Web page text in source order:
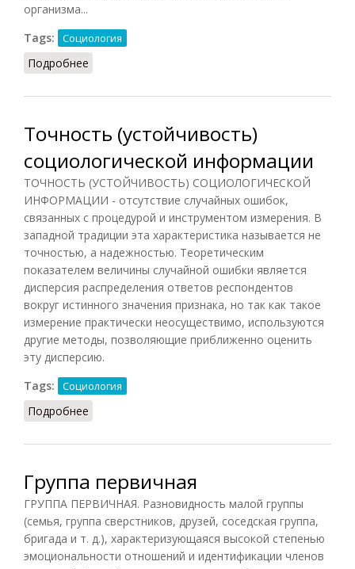
организма...
Tags:
Социология
Подробнее
Точность (устойчивость)
социологической информации
ТОЧНОСТЬ (УСТОЙЧИВОСТЬ) СОЦИОЛОГИЧЕСКОЙ
ИНФОРМАЦИИ - отсутствие случайных ошибок,
связанных с процедурой и инструментом измерения. В
западной традиции эта характеристика называется не
точностью, а надежностью. Теоретическим
показателем величины случайной ошибки является
дисперсия распределения ответов респондентов
вокруг истинного значения признака, но так как такое
измерение практически неосуществимо, используются
другие методы, позволяющие приближенно оценить
эту дисперсию.
Tags:
Социология
Подробнее
Группа первичная
ГРУППА ПЕРВИЧНАЯ. Разновидность малой группы
(семья, группа сверстников, друзей, соседская группа,
бригада и т. д.), характеризующаяся высокой степенью
эмоциональности отношений и идентификации членов